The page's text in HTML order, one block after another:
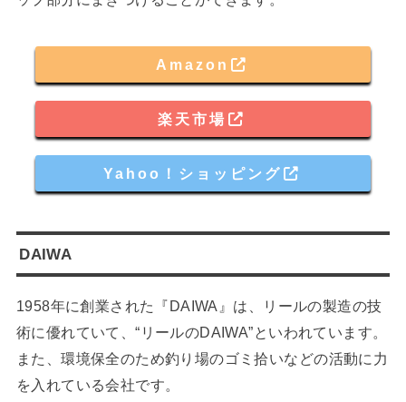
Amazon
楽天市場
Yahoo！ショッピング
DAIWA
1958年に創業された『DAIWA』は、リールの製造の技
術に優れていて、“リールのDAIWA”といわれています。
また、環境保全のため釣り場のゴミ拾いなどの活動に力
を入れている会社です。